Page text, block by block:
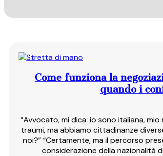
Come funziona la
quando i
“Avvocato, mi dica: io sono italiana,
traumi, ma abbiamo cittadinanze
noi?” “Certamente, ma il percorso
considerazione della nazionalità